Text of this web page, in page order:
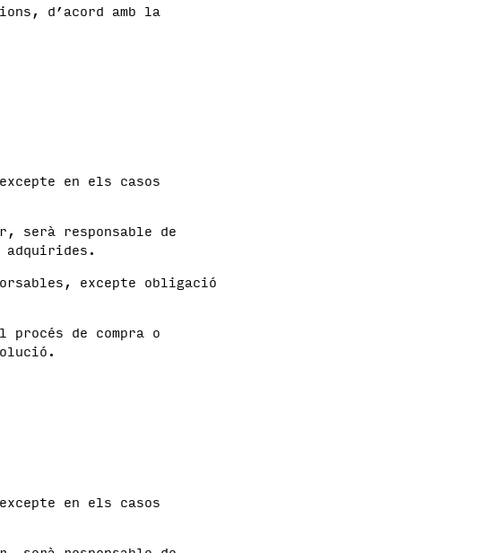
d’acord amb la
en els casos
serà responsable de
excepte obligació
de compra o
en els casos